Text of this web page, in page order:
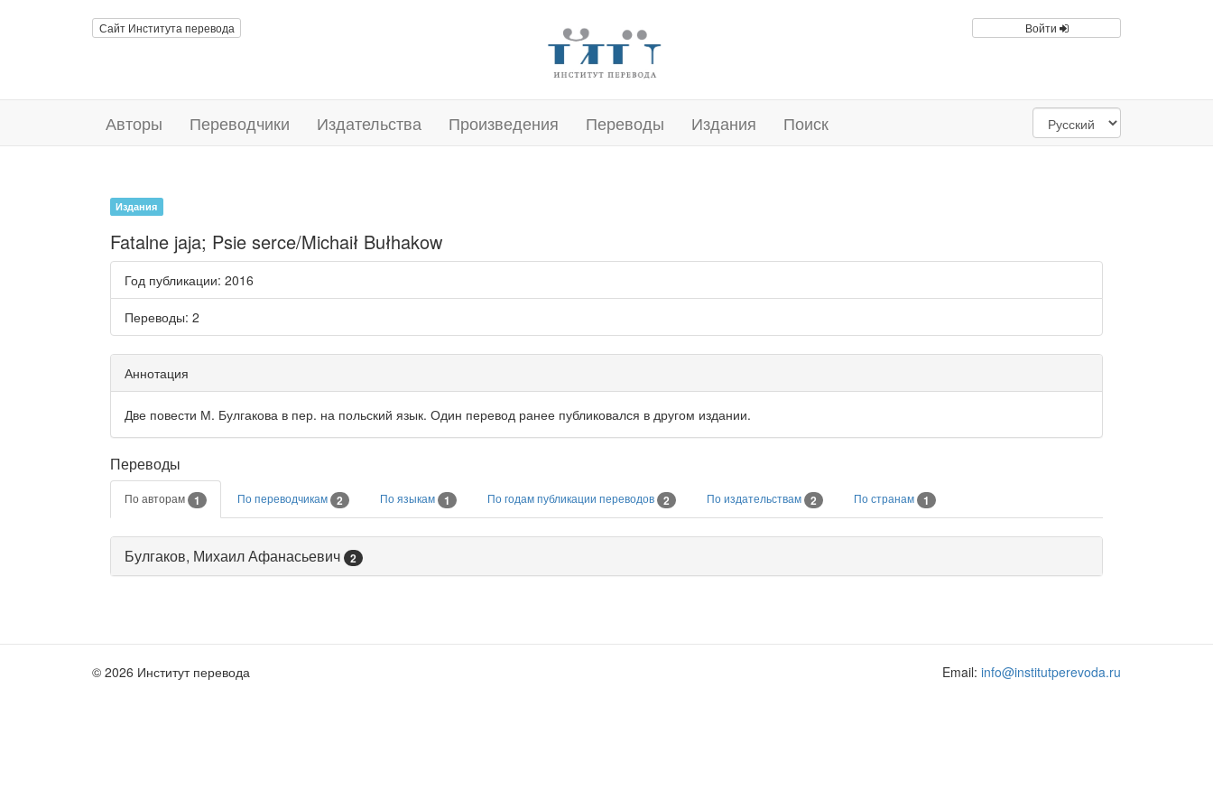
Сайт Института перевода Войти
Авторы Переводчики Издательства Произведения Переводы Издания Поиск
Издания
Fatalne jaja; Psie serce/Michaił Bułhakow
Год публикации: 2016
Переводы: 2
Аннотация
Две повести М. Булгакова в пер. на польский язык. Один перевод ранее публиковался в другом издании.
Переводы
По авторам 1 По переводчикам 2 По языкам 1 По годам публикации переводов 2 По издательствам 2 По странам 1
Булгаков, Михаил Афанасьевич 2
© 2026 Институт перевода Email: info@institutperevoda.ru